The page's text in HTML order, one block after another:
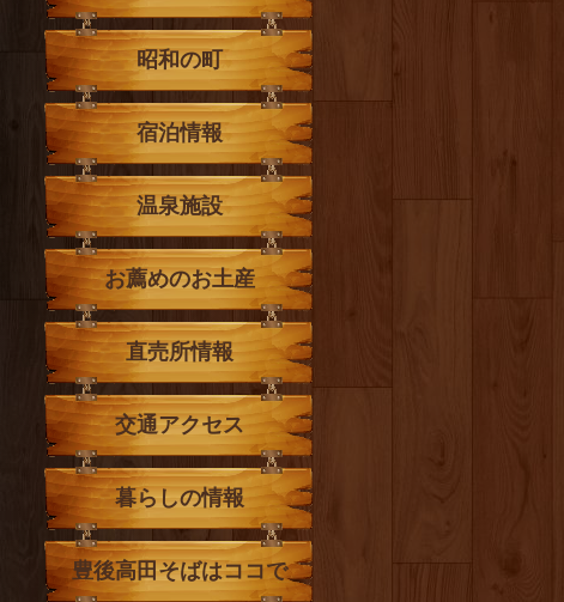
昭和の町
宿泊情報
温泉施設
お薦めのお土産
直売所情報
交通アクセス
暮らしの情報
豊後高田そばはココで